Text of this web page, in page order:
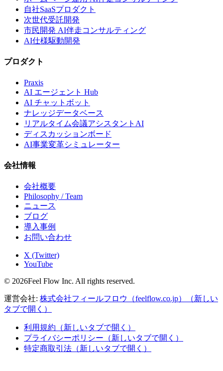
自社SaaSプロダクト
次世代受託開発
市民開発 AI伴走コンサルティング
AI仕様駆動開発
プロダクト
Praxis
AI エージェント Hub
AI チャットボット
ナレッジデータベース
リアルタイム会議アシスタントAI
ディスカッションボード
AI事業変革シミュレーター
会社情報
会社概要
Philosophy / Team
ニュース
ブログ
導入事例
お問い合わせ
X (Twitter)
YouTube
© 2026Feel Flow Inc. All rights reserved.
運営会社: 株式会社フィールフロウ（feelflow.co.jp）
（新しい
タブで開く）
利用規約 （新しいタブで開く）
プライバシーポリシー （新しいタブで開く）
特定商取引法 （新しいタブで開く）